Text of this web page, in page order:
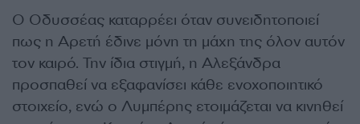
Ο Οδυσσέας καταρρέει όταν συνειδητοποιεί
πως η Αρετή έδινε μόνη τη μάχη της όλον αυτόν
τον καιρό. Την ίδια στιγμή, η Αλεξάνδρα
προσπαθεί να εξαφανίσει κάθε ενοχοποιητικό
στοιχείο, ενώ ο Λυμπέρης ετοιμάζεται να κινηθεί